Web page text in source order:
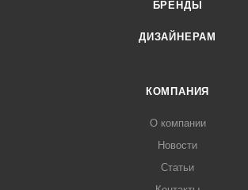
БРЕНДЫ
ДИЗАЙНЕРАМ
КОМПАНИЯ
О компании
Новости
Статьи